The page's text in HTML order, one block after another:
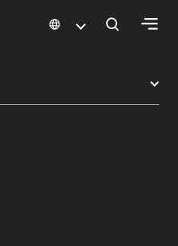
樟宜机场购物指南 购物详情